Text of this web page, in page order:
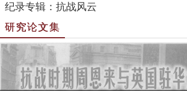
纪录专辑：抗战风云
研究论文集